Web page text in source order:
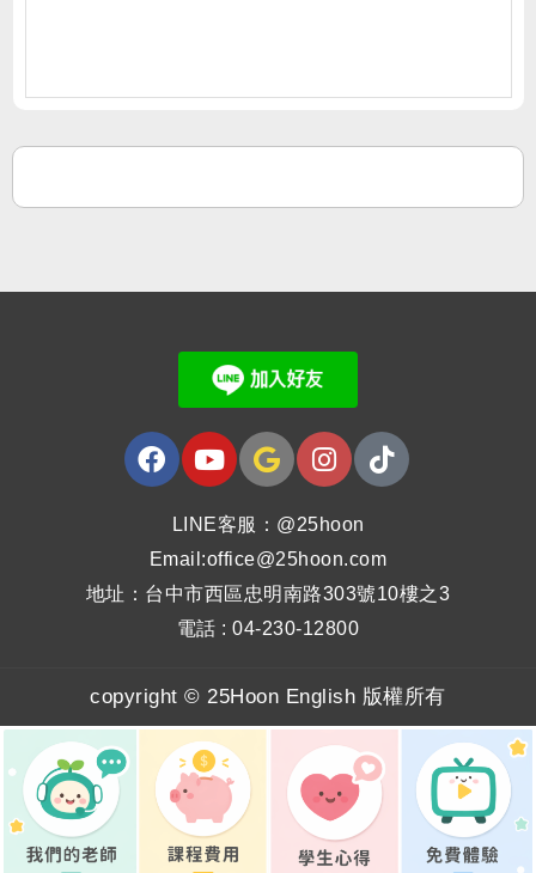
LINE客服：@25hoon
Email:office@25hoon.com
地址：台中市西區忠明南路303號10樓之3
電話 : 04-230-12800
copyright © 25Hoon English 版權所有